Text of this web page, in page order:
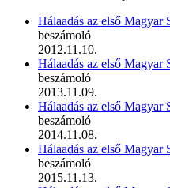
Hálaadás az első Magyar
beszámoló
2012.11.10.
Hálaadás az első Magyar
beszámoló
2013.11.09.
Hálaadás az első Magyar
beszámoló
2014.11.08.
Hálaadás az első Magyar
beszámoló
2015.11.13.